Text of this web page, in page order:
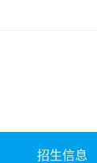
招生信息